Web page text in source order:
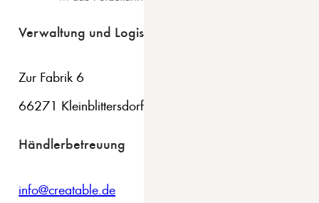
Verwaltung und Logistik
Zur Fabrik 6
66271 Kleinblittersdorf
Händlerbetreuung
info@creatable.de